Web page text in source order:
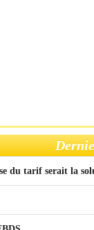
du tarif serait la